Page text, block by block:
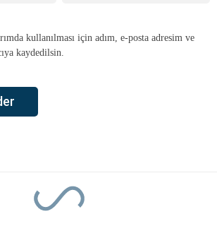
kullanılması için adım, e-posta adresim ve
kaydedilsin.